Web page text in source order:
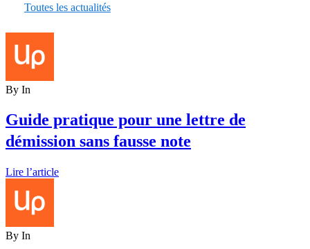
Toutes les actualités
By In
Guide pratique pour une lettre de
démission sans fausse note
Lire l’article
By In